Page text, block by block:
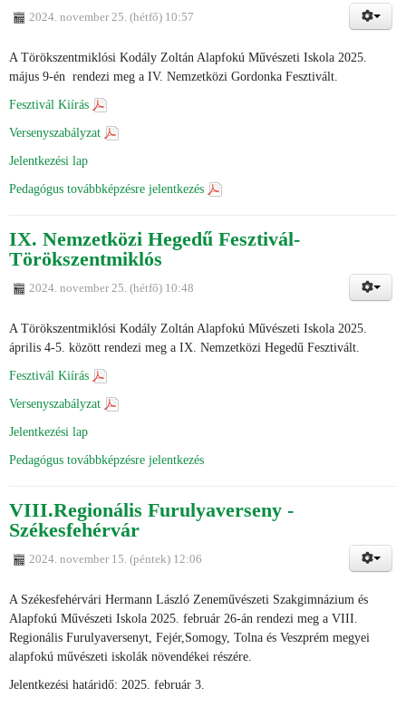
2024. november 25. (hétfő) 10:57
A Törökszentmiklósi Kodály Zoltán Alapfokú Művészeti Iskola 2025.
május 9-én rendezi meg a IV. Nemzetközi Gordonka Fesztivált.
Fesztivál Kiírás
Versenyszabályzat
Jelentkezési lap
Pedagógus továbbképzésre jelentkezés
IX. Nemzetközi Hegedű Fesztivál-
Törökszentmiklós
2024. november 25. (hétfő) 10:48
A Törökszentmiklósi Kodály Zoltán Alapfokú Művészeti Iskola 2025.
április 4-5. között rendezi meg a IX. Nemzetközi Hegedű Fesztivált.
Fesztivál Kiírás
Versenyszabályzat
Jelentkezési lap
Pedagógus továbbképzésre jelentkezés
VIII.Regionális Furulyaverseny -
Székesfehérvár
2024. november 15. (péntek) 12:06
A Székesfehérvári Hermann László Zeneművészeti Szakgimnázium és
Alapfokú Művészeti Iskola 2025. február 26-án rendezi meg a VIII.
Regionális Furulyaversenyt, Fejér,Somogy, Tolna és Veszprém megyei
alapfokú művészeti iskolák növendékei részére.
Jelentkezési határidő: 2025. február 3.